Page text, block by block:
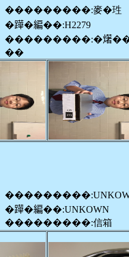
���������:麥�珄
�𨅯�編��:H2279
��
�𨅯�編��:UNKOWN
���������:信箱